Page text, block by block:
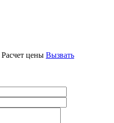
Расчет цены Вызвать